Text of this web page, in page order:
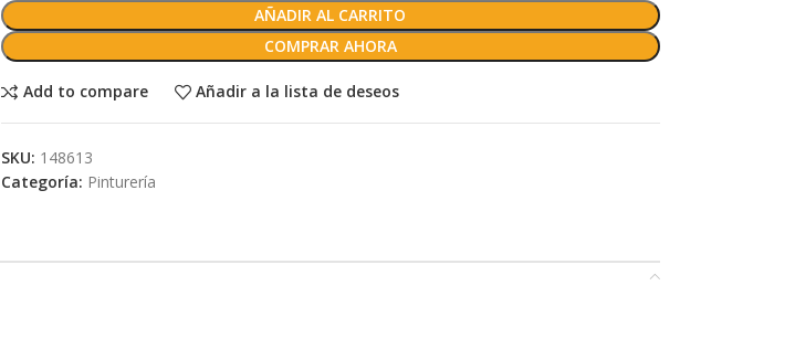
AÑADIR AL CARRITO
COMPRAR AHORA
Add to compare Añadir a la lista de deseos
SKU: 148613
Categoría: Pinturería